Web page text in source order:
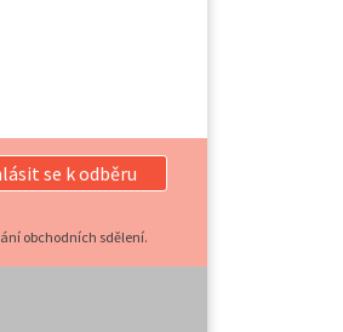
se k odběru
obchodních sdělení.